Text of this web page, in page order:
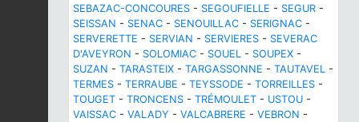
SEBAZAC-CONCOURES - SEGOUFIELLE - SEGUR -
SEISSAN - SENAC - SENOUILLAC - SERIGNAC -
SERVERETTE - SERVIAN - SERVIERES - SEVERAC
D'AVEYRON - SOLOMIAC - SOUEL - SOUPEX -
SUZAN - TARASTEIX - TARGASSONNE - TAUTAVEL -
TERMES - TERRAUBE - TEYSSODE - TORREILLES -
TOUGET - TRONCENS - TRÉMOULET - USTOU -
VAISSAC - VALADY - VALCABRERE - VEBRON -